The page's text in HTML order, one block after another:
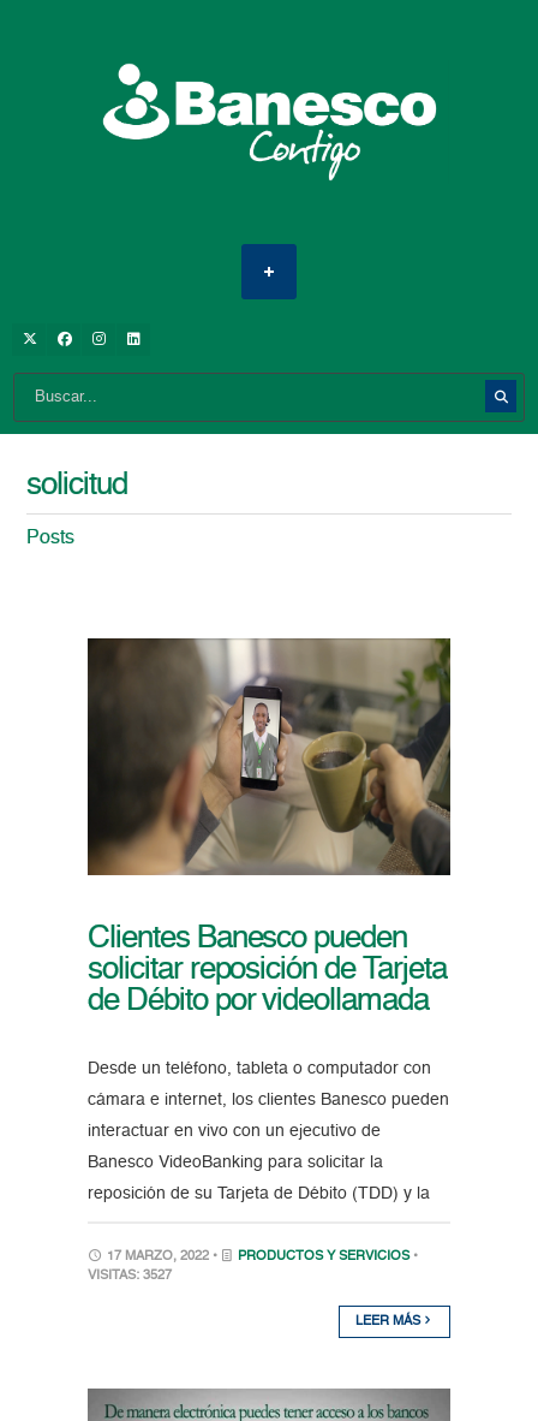
solicitud
Posts
Clientes Banesco pueden
solicitar reposición de Tarjeta
de Débito por videollamada
Desde un teléfono, tableta o computador con
cámara e internet, los clientes Banesco pueden
interactuar en vivo con un ejecutivo de
Banesco VideoBanking para solicitar la
reposición de su Tarjeta de Débito (TDD) y la
17 MARZO, 2022 • PRODUCTOS Y SERVICIOS •
VISITAS: 3527
LEER MÁS